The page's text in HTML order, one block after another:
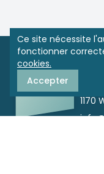
Ce site nécessite
fonctionner
cookies.
Accepter
1170